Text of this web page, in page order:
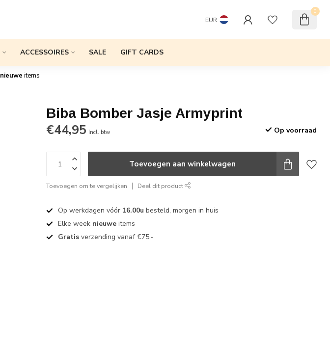
EUR
0
ACCESSOIRES SALE GIFT CARDS
nieuwe items
Biba Bomber Jasje Armyprint
€44,95 Incl. btw Op voorraad
Toevoegen aan winkelwagen
Toevoegen om te vergelijken Deel dit product
Op werkdagen vóór 16.00u besteld, morgen in huis
Elke week nieuwe items
Gratis verzending vanaf €75,-